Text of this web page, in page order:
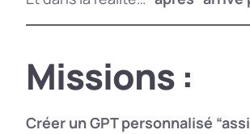
Missions :
Créer un GPT personnalisé